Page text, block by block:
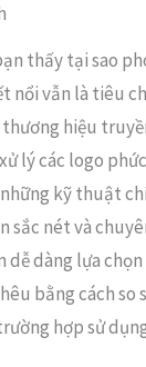
thấy tại sao
nổi vẫn là tiêu
thương hiệu
lý các logo
kỹ thuật
sắc nét và
dễ dàng lựa
bằng cách so
hợp sử